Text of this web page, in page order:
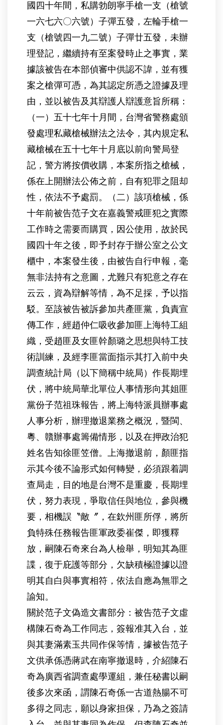
國四十年間，私購勃朗寧手槍一支（槍號
一六七六〇六號）子彈五發，左輪手槍一
支（槍號四一九二號）子彈廿五發，未辦
理登記，繼續持有至案發時止之事實，業
據該被告在本部偵審中供認不諱，並有獲
案之槍彈可憑，為其認定所憑之證據及理
由，並以被告及其辯護人辯護意旨所稱：
（一）五十七年十月間，台灣省警務處頒
發處理私藏槍械辦法之法令，其內規定私
藏槍械在五十七年十月底以前向警局登
記，警方將按價收購，本案所指之槍械，
係在上開辦法公佈之前，自有犯罪之阻却
性，依法不予處罰。（二）該項槍械，係
十年前被告范子文在嘉義警戒匪犯之實際
工作時之需要而購買，因公使用，故於民
國四十年之後，即予封存于辦公室之公文
櫃中，本案發生後，由被告自行申報，毫
無非法持有之意圖，尤難只有犯意之存在
云云，資為辯解等情，為不足採，予以指
駁。至該被告被訴參加共產匪黨，負責宣
傳工作，經趙仲仁吸收參加匪上海特工組
織，受趙匪及女匪幹顏璐之思想與特工技
術訓練，及經李匪當面指示其打入前中央
調查統計局（以下簡稱中統局）作長期埋
伏，將中統局華北單位人事情形向其姐匪
黨份子范祖珠報告，將上海特派員辦事處
人事分析，辦理撤退業務之概況，暨閩、
粵、贛辦事處籌備情形，以及在押政治犯
姓名告知徐匪笠僧。上海撤退前，顏匪指
示其今後不論形式如何轉變，必須跟着調
查局走，目的地是台灣不是重慶，長期埋
伏，努力表現，爭取信任與地位，參與機
要，相機誤〝敵〞，在欽州匪所俘，將所
負特殊任務報告匪軍政委崔傑，即獲釋
放，嗣陳石奇來台為人檢舉，明知其為匪
諜，復于庇護等部分，欠缺積極證據以證
明其自白與事實相符，依法自應為無罪之
諭知。
關於范子文偽造文書部分：被告范子文虛
構陳石奇為工作同志，簽報准其入台，並
與其妻滿素玉共同作保等情，據被告范子
文供承係憑蔣武在南寧撤退時，介紹陳石
奇為廣西省調查處學運組，兼任秘書以嗣
後多次來函，謂陳石奇係一古道熱腸不可
多得之同志，願以身家担保，乃為之簽請